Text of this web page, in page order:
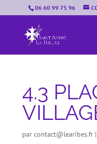
06 60 99 75 96
4.3
par contact@learibes.fr|